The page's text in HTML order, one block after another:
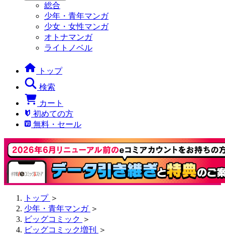
総合
少年・青年マンガ
少女・女性マンガ
オトナマンガ
ライトノベル
トップ
検索
カート
初めての方
無料・セール
トップ ＞
少年・青年マンガ ＞
ビッグコミック ＞
ビッグコミック増刊
＞